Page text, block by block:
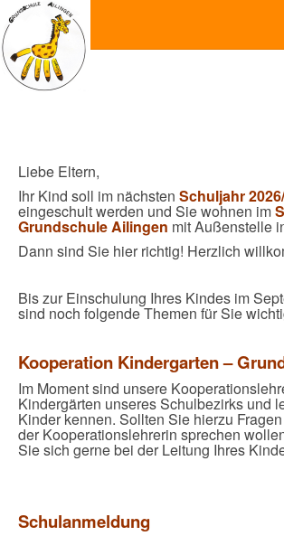
Liebe Eltern,
Ihr Kind soll im nächsten Schuljahr
eingeschult werden und Sie wohnen im
Grundschule Ailingen mit Außenstelle
Dann sind Sie hier richtig! Herzlich
Bis zur Einschulung Ihres Kindes im
sind noch folgende Themen für Sie
Kooperation Kindergarten –
Im Moment sind unsere
Kindergärten unseres Schulbezirks und
Kinder kennen. Sollten Sie hierzu
der Kooperationslehrerin sprechen
Sie sich gerne bei der Leitung Ihres
Schulanmeldung